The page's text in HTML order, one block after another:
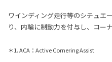
ワインディング走行等のシチュエ
り、内輪に制動力を付与し、コー
＊1. ACA：Active Cornering Assist